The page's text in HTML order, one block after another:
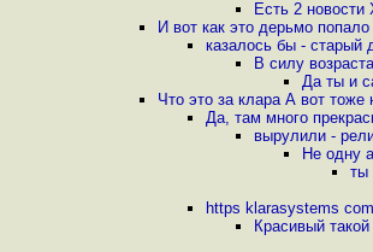
Есть 2
И вот как это дерьмо
казалось бы - старый
В силу
Да ты и
Что это за клара А вот
Да, там много
вырулили -
Не одну
ты
https klarasystems
Красивый